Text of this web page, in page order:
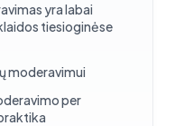
yra labai
tiesioginėse
moderavimui
per